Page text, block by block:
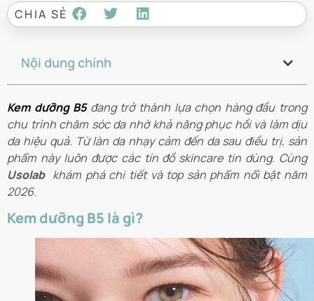
CHIA SẺ
Nội dung chính
Kem dưỡng B5đang trở thành lựa chọn hàng đầu trong
chu trình chăm sóc da nhờ khả năng phục hồi và làm dịu
da hiệu quả. Từ làn da nhạy cảm đến da sau điều trị, sản
phẩm này luôn được các tín đồ skincare tin dùng. Cùng
Usolab khám phá chi tiết và top sản phẩm nổi bật năm
2026.
Kem dưỡng B5 là gì?